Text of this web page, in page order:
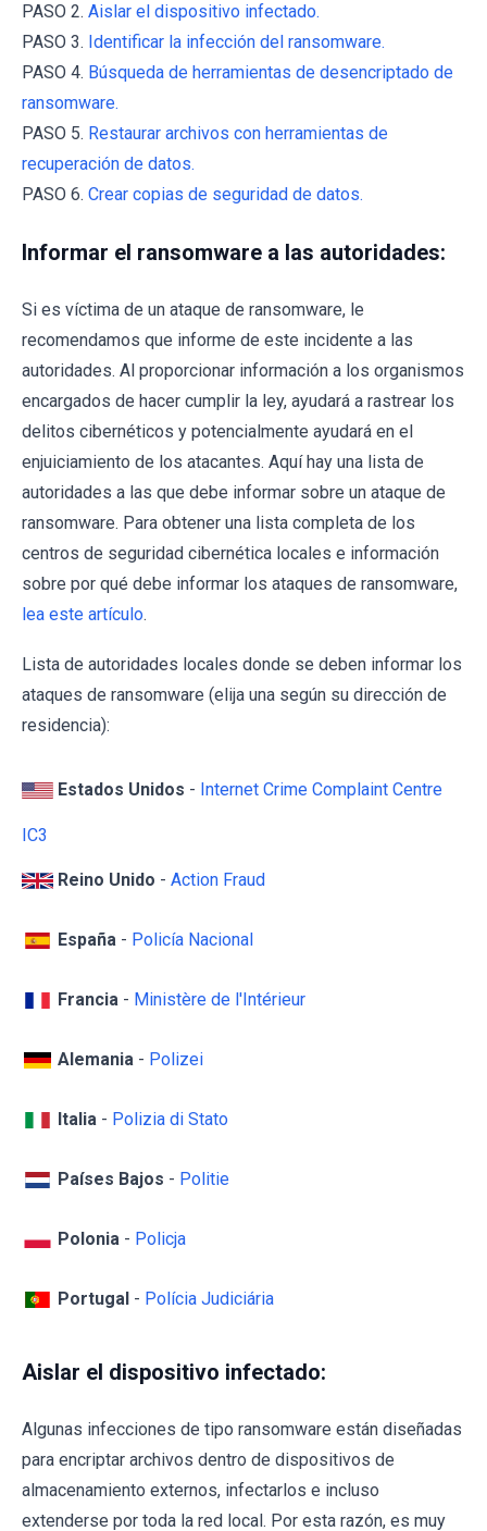
PASO 2. Aislar el dispositivo infectado.
PASO 3. Identificar la infección del ransomware.
PASO 4. Búsqueda de herramientas de desencriptado de
ransomware.
PASO 5. Restaurar archivos con herramientas de
recuperación de datos.
PASO 6. Crear copias de seguridad de datos.
Informar el ransomware a las autoridades:
Si es víctima de un ataque de ransomware, le
recomendamos que informe de este incidente a las
autoridades. Al proporcionar información a los organismos
encargados de hacer cumplir la ley, ayudará a rastrear los
delitos cibernéticos y potencialmente ayudará en el
enjuiciamiento de los atacantes. Aquí hay una lista de
autoridades a las que debe informar sobre un ataque de
ransomware. Para obtener una lista completa de los
centros de seguridad cibernética locales e información
sobre por qué debe informar los ataques de ransomware,
lea este artículo.
Lista de autoridades locales donde se deben informar los
ataques de ransomware (elija una según su dirección de
residencia):
Estados Unidos - Internet Crime Complaint Centre
IC3
Reino Unido - Action Fraud
España - Policía Nacional
Francia - Ministère de l'Intérieur
Alemania - Polizei
Italia - Polizia di Stato
Países Bajos - Politie
Polonia - Policja
Portugal - Polícia Judiciária
Aislar el dispositivo infectado:
Algunas infecciones de tipo ransomware están diseñadas
para encriptar archivos dentro de dispositivos de
almacenamiento externos, infectarlos e incluso
extenderse por toda la red local. Por esta razón, es muy